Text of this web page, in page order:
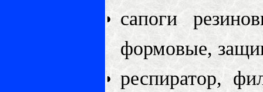
сапоги
формовые,
респиратор,